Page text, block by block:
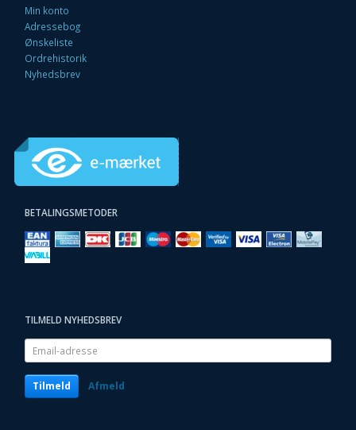
Min konto
Adressebog
Ønskeliste
Ordrehistorik
Nyhedsbrev
BETALINGSMETODER
TILMELD NYHEDSBREV
Email-
adresse
Tilmeld Afmeld